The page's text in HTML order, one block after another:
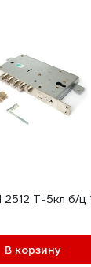
Т-5кл б/ц
В корзину